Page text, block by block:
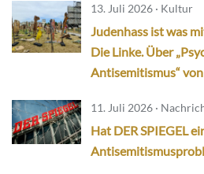
13. Juli 2026 · Kultur
Judenhass ist was
Die Linke. Über
Antisemitismus“
11. Juli 2026 ·
Hat DER SPIEGEL